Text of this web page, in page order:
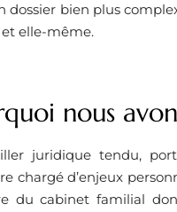
dossier bien plus
elle-même.
nous
juridique tendu,
chargé d’enjeux
du cabinet familial